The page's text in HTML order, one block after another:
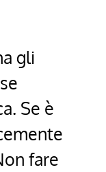
gli
Se è
fare